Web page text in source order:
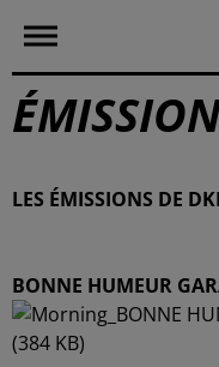
LES ÉMISSIONS DE
BONNE HUMEUR